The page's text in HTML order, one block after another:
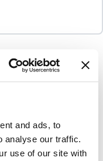
and ads, to
analyse our traffic.
use of our site with
pouches ) sind
Verpackung
Denken
an allerlei
Labor finden Sie
von